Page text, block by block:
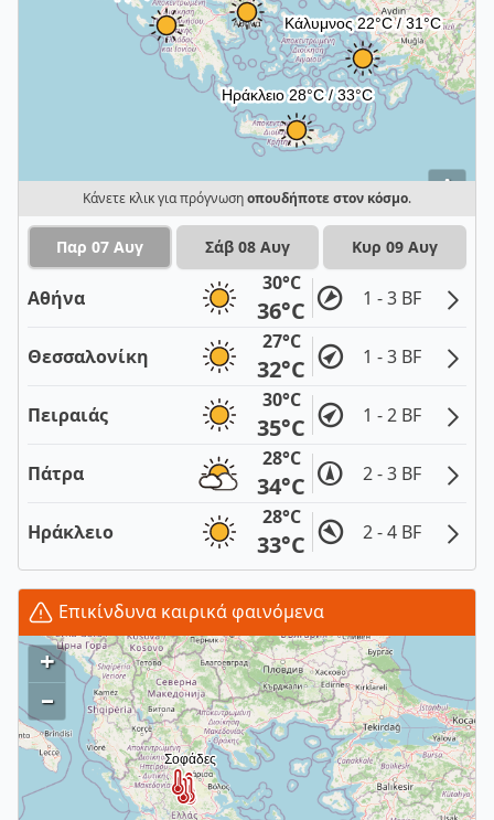
i
Κάνετε κλικ για πρόγνωσηοπουδήποτε στον κόσμο.
Παρ 07 Αυγ Σάβ 08 Αυγ Κυρ 09 Αυγ
Αθήνα
30°C
36°C 1 - 3 BF
Θεσσαλονίκη
27°C
32°C 1 - 3 BF
Πειραιάς
30°C
35°C 1 - 2 BF
Πάτρα
28°C
34°C 2 - 3 BF
Ηράκλειο
28°C
33°C 2 - 4 BF
Επικίνδυνα καιρικά φαινόμενα
+
–